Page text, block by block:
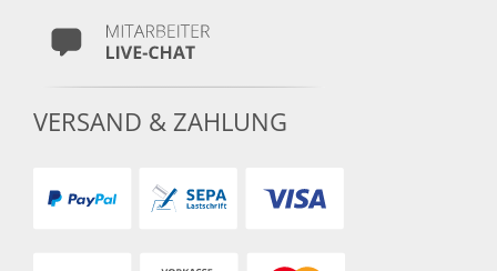
VERSAND & ZAHLUNG